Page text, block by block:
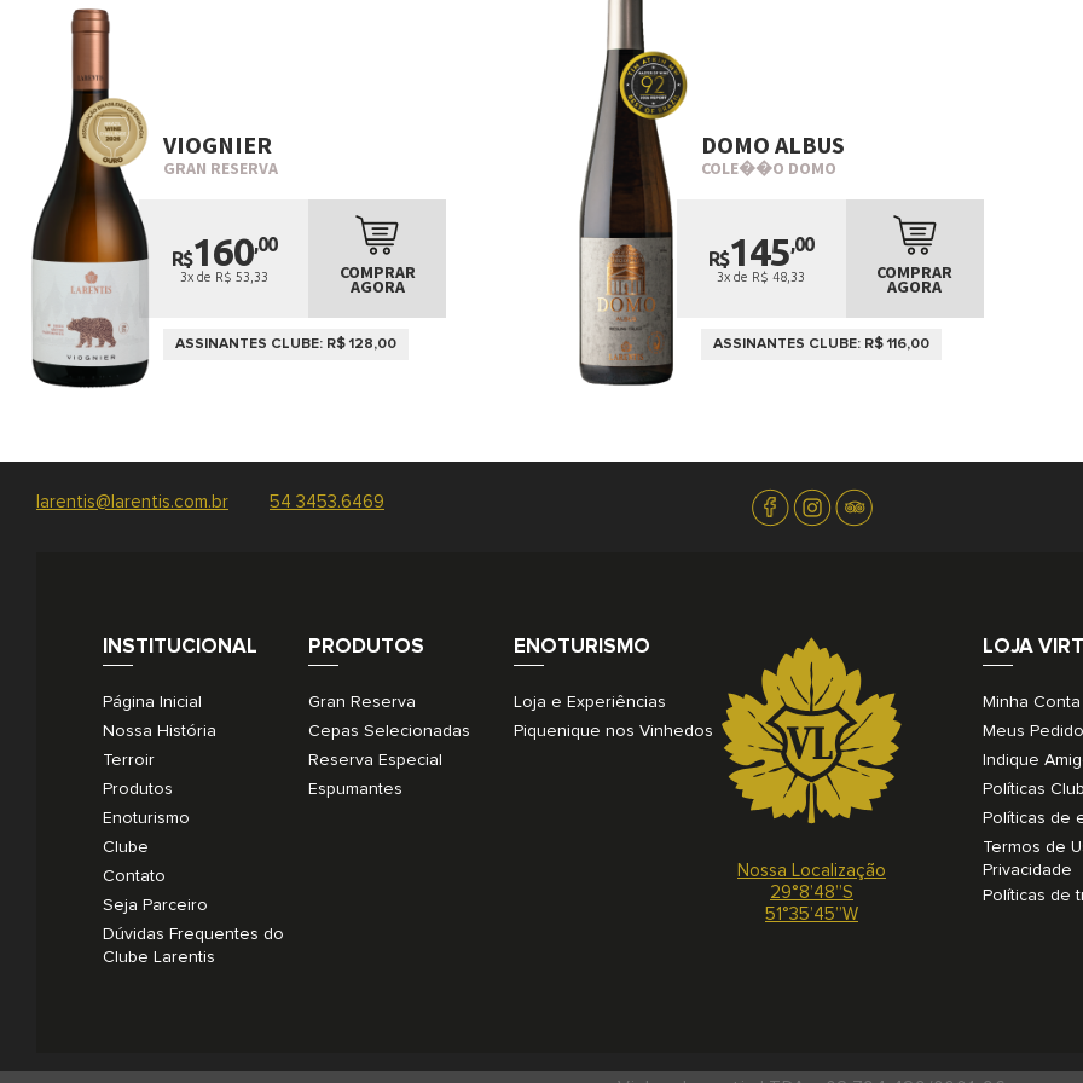
VIOGNIER
GRAN RESERVA
R$160,00
3x de R$ 53,33 COMPRAR
AGORA
ASSINANTES CLUBE: R$ 128,00
DOMO ALBUS
COLE��O DOMO
R$145,00
3x de R$ 48,33 COMPRAR
AGORA
ASSINANTES CLUBE: R$ 116,00
larentis@larentis.com.br 54 3453.6469
INSTITUCIONAL
Página Inicial
Nossa História
Terroir
Produtos
Enoturismo
Clube
Contato
Seja Parceiro
Dúvidas Frequentes do
Clube Larentis
PRODUTOS
Gran Reserva
Cepas Selecionadas
Reserva Especial
Espumantes
ENOTURISMO
Loja e Experiências
Piquenique nos Vinhedos
Nossa Localização
29°8’48”S
51°35’45”W
LOJA
Minha Conta
Meus
Indique
Políticas
Políticas de
Termos de
Privacidade
Políticas de